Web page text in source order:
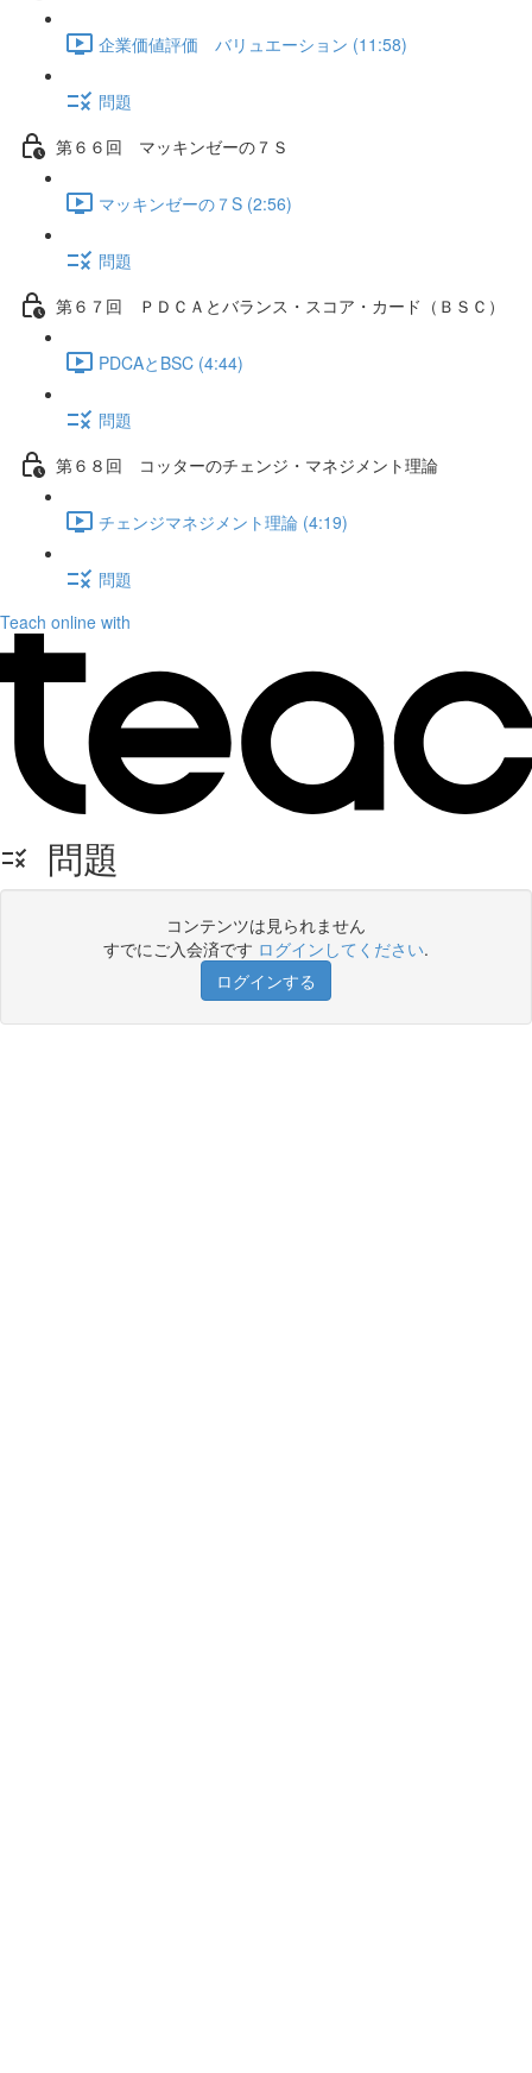
企業価値評価 バリュエーション (11:58)
問題
第６６回 マッキンゼーの７Ｓ
マッキンゼーの７S (2:56)
問題
第６７回 ＰＤＣＡとバランス・スコア・カード（ＢＳＣ）
PDCAとBSC (4:44)
問題
第６８回 コッターのチェンジ・マネジメント理論
チェンジマネジメント理論 (4:19)
問題
Teach online with
問題
コンテンツは見られません
すでにご入会済です ログインしてください.
ログインする